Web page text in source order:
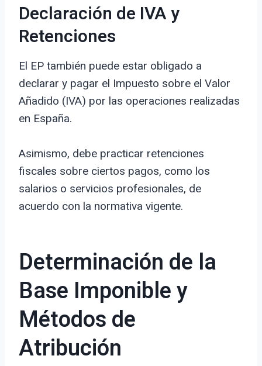
Declaración de IVA y
Retenciones
El EP también puede estar obligado a
declarar y pagar el Impuesto sobre el Valor
Añadido (IVA) por las operaciones realizadas
en España.
Asimismo, debe practicar retenciones
fiscales sobre ciertos pagos, como los
salarios o servicios profesionales, de
acuerdo con la normativa vigente.
Determinación de la
Base Imponible y
Métodos de
Atribución